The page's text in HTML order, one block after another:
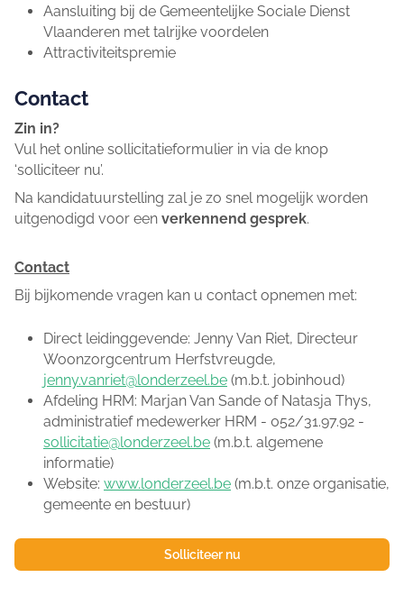
Aansluiting bij de Gemeentelijke Sociale Dienst
Vlaanderen met talrijke voordelen
Attractiviteitspremie
Contact
Zin in?
Vul het online sollicitatieformulier in via de knop
‘solliciteer nu’.
Na kandidatuurstelling zal je zo snel mogelijk worden
uitgenodigd voor een verkennend gesprek.
Contact
Bij bijkomende vragen kan u contact opnemen met:
Direct leidinggevende: Jenny Van Riet, Directeur
Woonzorgcentrum Herfstvreugde,
jenny.vanriet@londerzeel.be (m.b.t. jobinhoud)
Afdeling HRM: Marjan Van Sande of Natasja Thys,
administratief medewerker HRM - 052/31.97.92 -
sollicitatie@londerzeel.be (m.b.t. algemene
informatie)
Website: www.londerzeel.be (m.b.t. onze organisatie,
gemeente en bestuur)
Solliciteer nu